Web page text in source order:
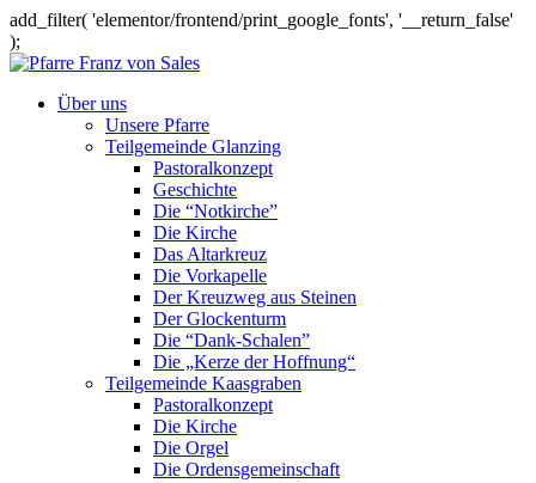
add_filter( 'elementor/frontend/print_google_fonts', '__return_false'
);
Über uns
Unsere Pfarre
Teilgemeinde Glanzing
Pastoralkonzept
Geschichte
Die “Notkirche”
Die Kirche
Das Altarkreuz
Die Vorkapelle
Der Kreuzweg aus Steinen
Der Glockenturm
Die “Dank-Schalen”
Die „Kerze der Hoffnung“
Teilgemeinde Kaasgraben
Pastoralkonzept
Die Kirche
Die Orgel
Die Ordensgemeinschaft